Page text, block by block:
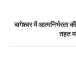
बागेश्वर में आत्मनिर्भरता
तहत